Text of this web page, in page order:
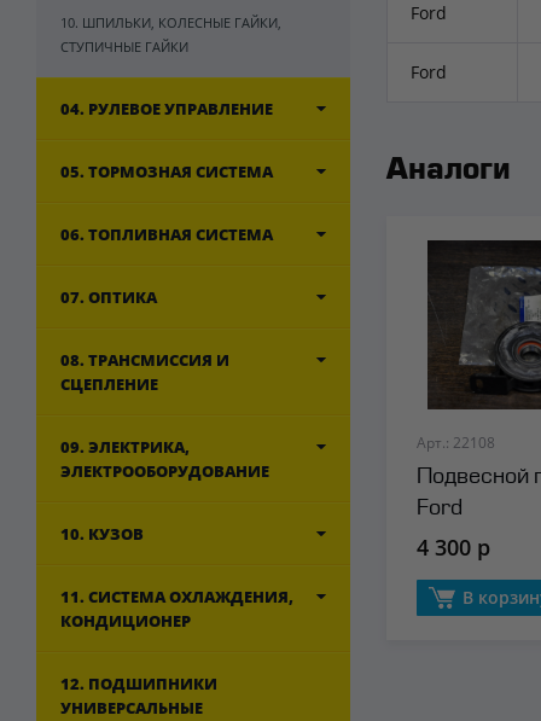
10. ШПИЛЬКИ, КОЛЕСНЫЕ ГАЙКИ,
СТУПИЧНЫЕ ГАЙКИ
04. РУЛЕВОЕ УПРАВЛЕНИЕ
05. ТОРМОЗНАЯ СИСТЕМА
06. ТОПЛИВНАЯ СИСТЕМА
07. ОПТИКА
08. ТРАНСМИССИЯ И
СЦЕПЛЕНИЕ
09. ЭЛЕКТРИКА,
ЭЛЕКТРООБОРУДОВАНИЕ
10. КУЗОВ
11. СИСТЕМА ОХЛАЖДЕНИЯ,
КОНДИЦИОНЕР
12. ПОДШИПНИКИ
УНИВЕРСАЛЬНЫЕ
Ford
Ford
Аналоги
Арт.: 22108
Подвесной
Ford
4 300 р
В